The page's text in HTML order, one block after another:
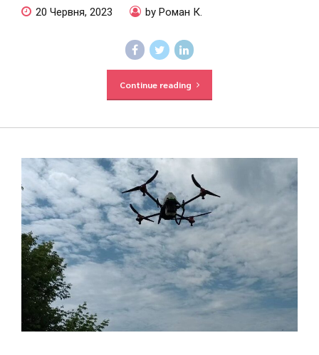
20 Червня, 2023 by Роман К.
Continue reading